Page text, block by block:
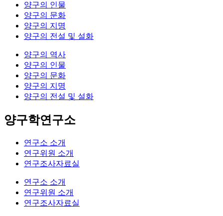
양구의 인물
양구의 문화
양구의 지명
양구의 전설 및 설화
양구의 역사
양구의 인물
양구의 문화
양구의 지명
양구의 전설 및 설화
양구학연구소
연구소 소개
연구위원 소개
연구조사자료실
연구소 소개
연구위원 소개
연구조사자료실